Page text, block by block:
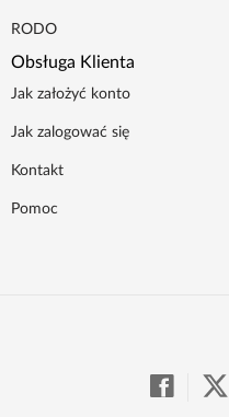
RODO
Obsługa Klienta
Jak założyć konto
Jak zalogować się
Kontakt
Pomoc